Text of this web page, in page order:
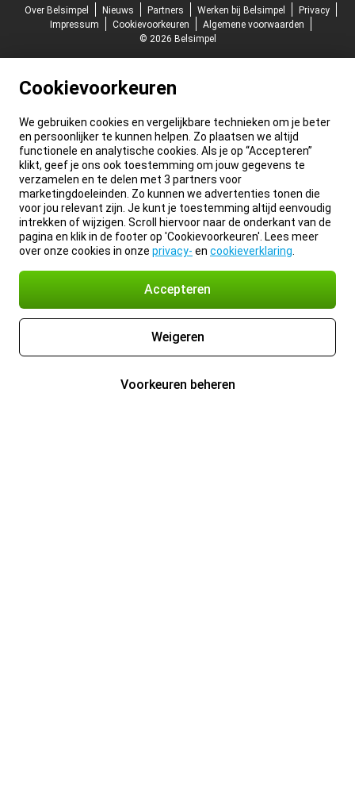
Over Belsimpel
Nieuws Partners Werken bij Belsimpel
Privacy
Impressum
Cookievoorkeuren
Algemene voorwaarden
© 2026 Belsimpel
Cookievoorkeuren
We gebruiken cookies en vergelijkbare technieken om je beter
en persoonlijker te kunnen helpen. Zo plaatsen we altijd
functionele en analytische cookies. Als je op “Accepteren”
klikt, geef je ons ook toestemming om jouw gegevens te
verzamelen en te delen met 3 partners voor
marketingdoeleinden. Zo kunnen we advertenties tonen die
voor jou relevant zijn. Je kunt je toestemming altijd eenvoudig
intrekken of wijzigen. Scroll hiervoor naar de onderkant van de
pagina en klik in de footer op 'Cookievoorkeuren'. Lees meer
over onze cookies in onze privacy- en cookieverklaring
Accepteren
Weigeren
Voorkeuren beheren